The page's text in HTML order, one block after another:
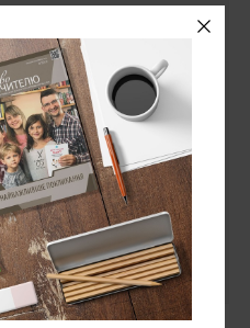
"Острозька